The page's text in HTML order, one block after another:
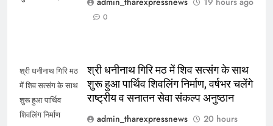
0
श्री धनीनाथ गिरि मठ
में शिव सत्संग के साथ
शुरू हुआ पार्थिव
शिवलिंग निर्माण
श्री धनीनाथ गिरि मठ में शिव सत्संग के साथ
शुरू हुआ पार्थिव शिवलिंग निर्माण, वर्षभर चलेंगे
राष्ट्रीय व सनातन सेवा संकल्प अनुष्ठान
admin_tharexpressnews
20 hours